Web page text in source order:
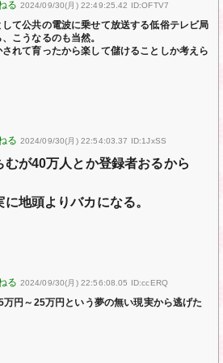
2024/09/30(月) 22:49:25.42 ID:OFTV7
て公共の電波に乗せて放送する低俗テレビ局
こうなるのも当然。
れて育ったから楽して儲けることしか考えら
2024/09/30(月) 22:54:03.37 ID:1JxSS
が40万人とか登録者おるから
地頭よりバカになる。
2024/09/30(月) 22:56:08.05 ID:ccERQ
円～25万円という夢の無い現実から逃げた